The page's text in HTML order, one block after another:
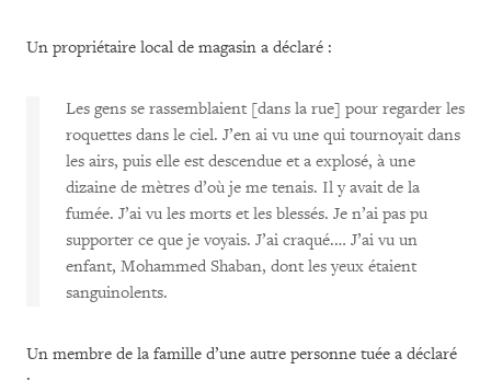
Un propriétaire local de magasin a déclaré :
Les gens se rassemblaient [dans la rue] pour regarder les
roquettes dans le ciel. J’en ai vu une qui tournoyait dans
les airs, puis elle est descendue et a explosé, à une
dizaine de mètres d’où je me tenais. Il y avait de la
fumée. J’ai vu les morts et les blessés. Je n’ai pas pu
supporter ce que je voyais. J’ai craqué.… J’ai vu un
enfant, Mohammed Shaban, dont les yeux étaient
sanguinolents.
Un membre de la famille d’une autre personne tuée a déclaré